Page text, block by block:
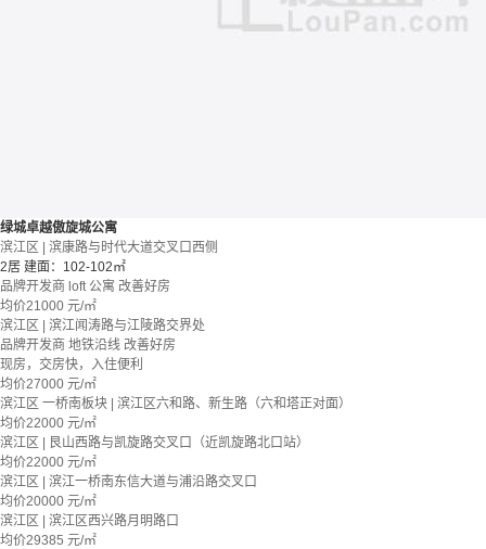
绿城卓越傲旋城公寓
滨江区 | 滨康路与时代大道交叉口西侧
2居 建面：102-102㎡
品牌开发商 loft 公寓 改善好房
均价21000 元/㎡
滨江区 | 滨江闻涛路与江陵路交界处
品牌开发商 地铁沿线 改善好房
现房，交房快，入住便利
均价27000 元/㎡
滨江区 一桥南板块 | 滨江区六和路、新生路（六和塔正对面）
均价22000 元/㎡
滨江区 | 艮山西路与凯旋路交叉口（近凯旋路北口站）
均价22000 元/㎡
滨江区 | 滨江一桥南东信大道与浦沿路交叉口
均价20000 元/㎡
滨江区 | 滨江区西兴路月明路口
均价29385 元/㎡